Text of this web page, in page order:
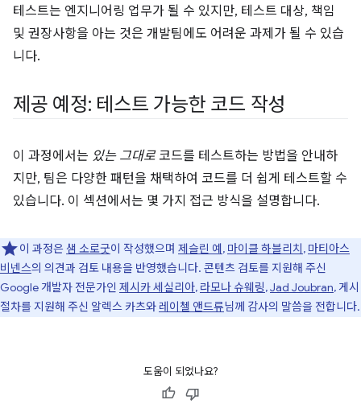
테스트는 엔지니어링 업무가 될 수 있지만, 테스트 대상, 책임
및 권장사항을 아는 것은 개발팀에도 어려운 과제가 될 수 있습
니다.
제공 예정: 테스트 가능한 코드 작성
이 과정에서는 있는 그대로코드를 테스트하는 방법을 안내하
지만, 팀은 다양한 패턴을 채택하여 코드를 더 쉽게 테스트할 수
있습니다. 이 섹션에서는 몇 가지 접근 방식을 설명합니다.
이 과정은 샘 소로굿이 작성했으며 제슬린 예, 마이클 하블리치, 마티아스
비넨스의 의견과 검토 내용을 반영했습니다. 콘텐츠 검토를 지원해 주신
Google 개발자 전문가인 제시카 세실리아, 라모나 슈웨링,Jad Joubran, 게시
절차를 지원해 주신 알렉스 카츠와 레이첼 앤드류님께 감사의 말씀을 전합니다.
도움이 되었나요?